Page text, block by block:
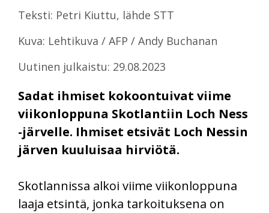
Teksti: Petri Kiuttu, lähde STT
Kuva: Lehtikuva / AFP / Andy Buchanan
Uutinen julkaistu: 29.08.2023
Sadat ihmiset kokoontuivat viime
viikonloppuna Skotlantiin Loch Ness
-järvelle. Ihmiset etsivät Loch Nessin
järven kuuluisaa hirviötä.
Skotlannissa alkoi viime viikonloppuna
laaja etsintä, jonka tarkoituksena on